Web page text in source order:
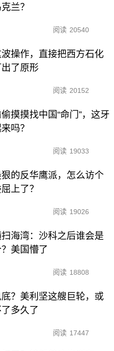
兰？
阅读 20540
操作，直接把西方石化
了原形
阅读 20152
摸摸找中国“命门”，这牙
吗？
阅读 19033
的反华鹰派，怎么访个
上了？
阅读 19026
扫海湾：沙科之后谁会是
美国懵了
阅读 18808
？美利坚这艘巨轮，或
多久了
阅读 17447